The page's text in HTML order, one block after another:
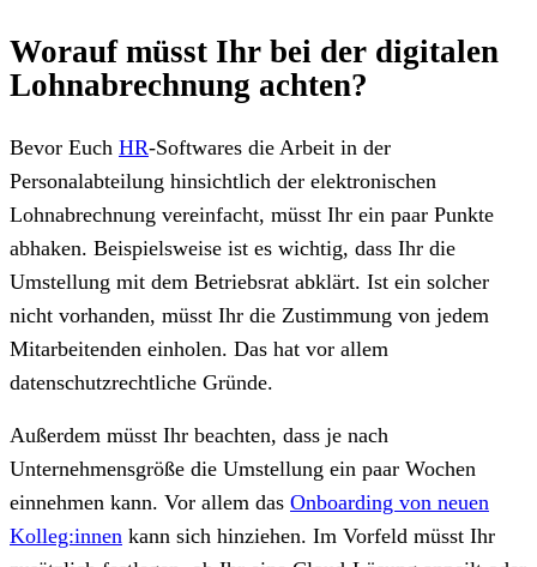
Worauf müsst Ihr bei der digitalen
Lohnabrechnung achten?
Bevor Euch HR-Softwares die Arbeit in der
Personalabteilung hinsichtlich der elektronischen
Lohnabrechnung vereinfacht, müsst Ihr ein paar Punkte
abhaken. Beispielsweise ist es wichtig, dass Ihr die
Umstellung mit dem Betriebsrat abklärt. Ist ein solcher
nicht vorhanden, müsst Ihr die Zustimmung von jedem
Mitarbeitenden einholen. Das hat vor allem
datenschutzrechtliche Gründe.
Außerdem müsst Ihr beachten, dass je nach
Unternehmensgröße die Umstellung ein paar Wochen
einnehmen kann. Vor allem das Onboarding von neuen
Kolleg:innen kann sich hinziehen. Im Vorfeld müsst Ihr